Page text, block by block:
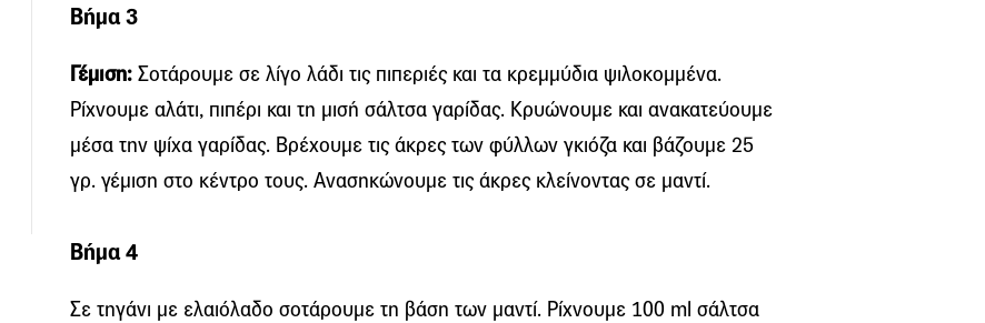
Βήμα 3
Γέμιση: Σοτάρουμε σε λίγο λάδι τις πιπεριές και τα κρεμμύδια ψιλοκομμένα.
Ρίχνουμε αλάτι, πιπέρι και τη μισή σάλτσα γαρίδας. Κρυώνουμε και ανακατεύουμε
μέσα την ψίχα γαρίδας. Βρέχουμε τις άκρες των φύλλων γκιόζα και βάζουμε 25
γρ. γέμιση στο κέντρο τους. Ανασηκώνουμε τις άκρες κλείνοντας σε μαντί.
Βήμα 4
Σε τηγάνι με ελαιόλαδο σοτάρουμε τη βάση των μαντί. Ρίχνουμε 100 ml σάλτσα